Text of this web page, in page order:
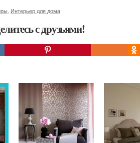
Интерьер для дома
с друзьями!